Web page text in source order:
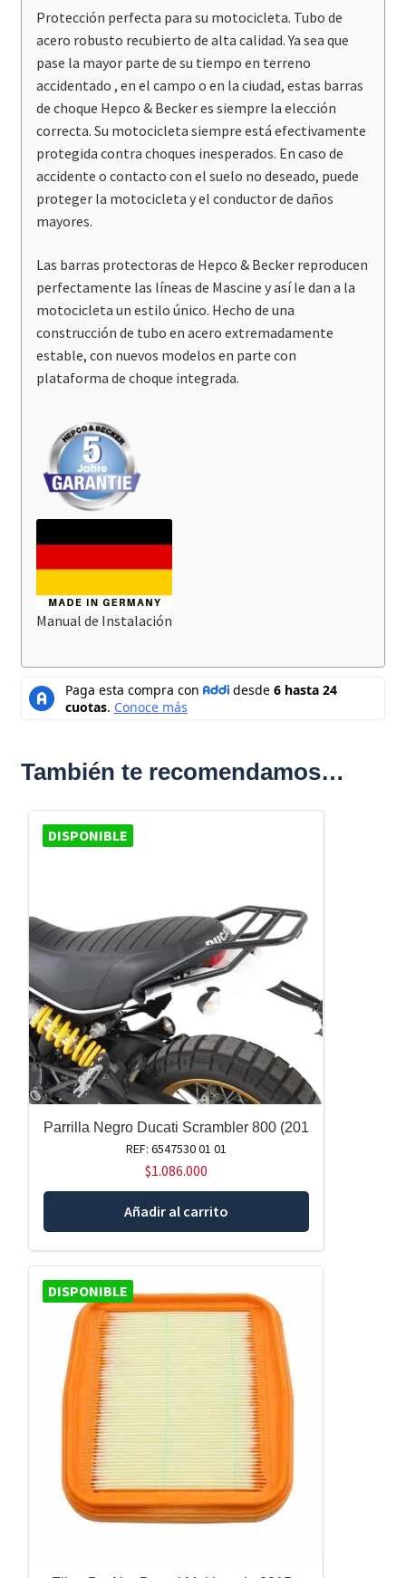
Protección perfecta para su motocicleta. Tubo de
acero robusto recubierto de alta calidad. Ya sea que
pase la mayor parte de su tiempo en terreno
accidentado , en el campo o en la ciudad, estas barras
de choque Hepco & Becker es siempre la elección
correcta. Su motocicleta siempre está efectivamente
protegida contra choques inesperados. En caso de
accidente o contacto con el suelo no deseado, puede
proteger la motocicleta y el conductor de daños
mayores.
Las barras protectoras de Hepco & Becker reproducen
perfectamente las líneas de Mascine y así le dan a la
motocicleta un estilo único. Hecho de una
construcción de tubo en acero extremadamente
estable, con nuevos modelos en parte con
plataforma de choque integrada.
Manual de Instalación
También te recomendamos…
DISPONIBLE
Parrilla Negro Ducati Scrambler 800 (201
REF: 6547530 01 01
$1.086.000
Añadir al carrito
DISPONIBLE